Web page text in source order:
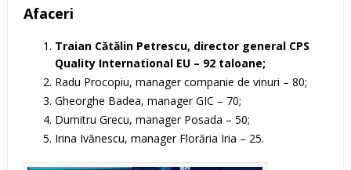
Afaceri
Traian Cătălin Petrescu, director general CPS
Quality International EU – 92 taloane;
Radu Procopiu, manager companie de vinuri – 80;
Gheorghe Badea, manager GIC – 70;
Dumitru Grecu, manager Posada – 50;
Irina Ivănescu, manager Florăria Iria – 25.